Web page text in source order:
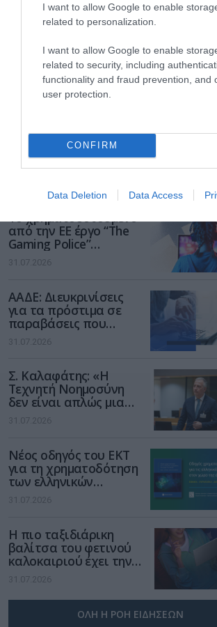
I want to allow Google to enable
related to personalization.
I want to allow Google to enable
related to security, including
functionality and fraud prevention, and
user protection.
CONFIRM
Data Deletion Data Access
ΡΟΗ ΕΙΔΗΣΕΩΝ
από την ΕΕ έργο “The
Gaming Police”
ενισχύει την ασφάλεια
των παιδιών στο
31.07.2026
ΑΑΔΕ: Διευκρινίσεις
για τα πρόστιμα σε
παραβάσεις που
αφορούν τους ΦΗΜ
31.07.2026
Σ. Καλαφάτης: «Η
Τεχνητή Νοημοσύνη
δεν είναι απλώς μια
νέα τεχνολογία, είναι
μια νέα βιομηχανική
31.07.2026
Νέος οδηγός του ΕΚΤ
για τη χρηματοδότηση
των ελληνικών
επιχειρήσεων στον
χώρο της άμυνας
31.07.2026
Η πιο ταξιδιάρικη
βαλίτσα του φετινού
καλοκαιριού έχει την
υπογραφή της Xiaomi
31.07.2026
ΟΛΗ Η ΡΟΗ ΕΙΔΗΣΕΩΝ